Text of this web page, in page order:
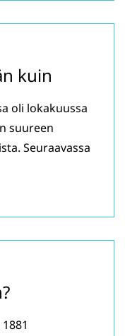
kuin
oli lokakuussa
suureen
Seuraavassa